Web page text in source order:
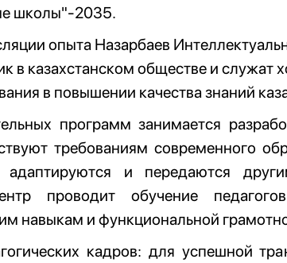
школы"-2035.
опыта Назарбаев
в казахстанском обществе и
в повышении качества знаний
программ занимается
требованиям современного
и передаются
проводит обучение
навыкам и функциональной
кадров: для успешной